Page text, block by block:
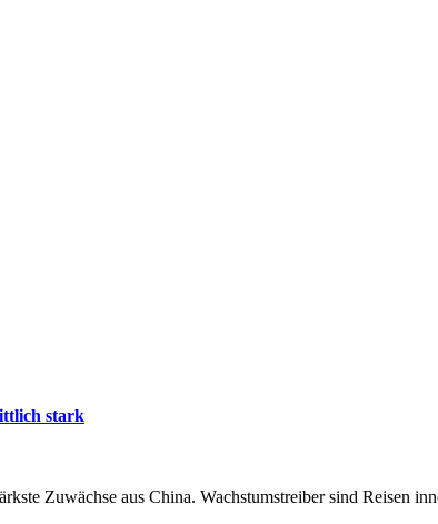
stark
Zuwächse aus China. Wachstumstreiber sind Reisen